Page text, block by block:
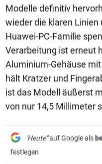
Modelle definitiv
wieder die klaren Linien
Huawei-PC-Familie
Verarbeitung ist erneut
Aluminium-Gehäuse
hält Kratzer und
ist das Modell äußerst
von nur 14,5 Millimeter
"Heute"auf Google als
festlegen